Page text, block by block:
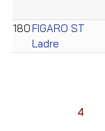
180FIGARO ST
Ladre
4